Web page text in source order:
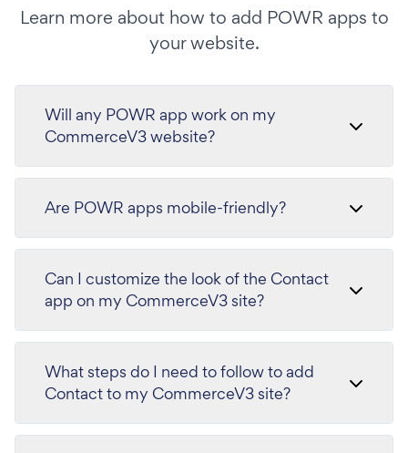
Learn more about how to add POWR apps to
your website.
Will any POWR app work on my
CommerceV3 website?
Are POWR apps mobile-friendly?
Can I customize the look of the Contact
app on my CommerceV3 site?
What steps do I need to follow to add
Contact to my CommerceV3 site?